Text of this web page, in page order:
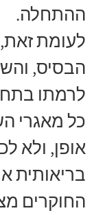
ההתחלה.
לעומת
הבסיס,
לרמתו
כל מאגרי
אופן, ולא
בריאותית
החוקרים